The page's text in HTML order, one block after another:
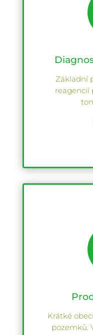
Základní
reagencií
Krátké
pozemků.